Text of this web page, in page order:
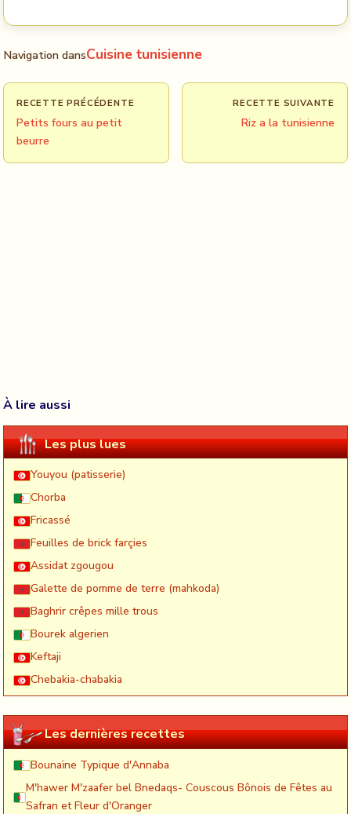
Navigation dansCuisine tunisienne
RECETTE PRÉCÉDENTE
Petits fours au petit
beurre
RECETTE SUIVANTE
Riz a la tunisienne
À lire aussi
Les plus lues
Youyou (patisserie)
Chorba
Fricassé
Feuilles de brick farçies
Assidat zgougou
Galette de pomme de terre (mahkoda)
Baghrir crêpes mille trous
Bourek algerien
Keftaji
Chebakia-chabakia
Les dernières recettes
Bounaïne Typique d'Annaba
M'hawer M'zaafer bel Bnedaqs- Couscous Bônois de Fêtes au
Safran et Fleur d'Oranger